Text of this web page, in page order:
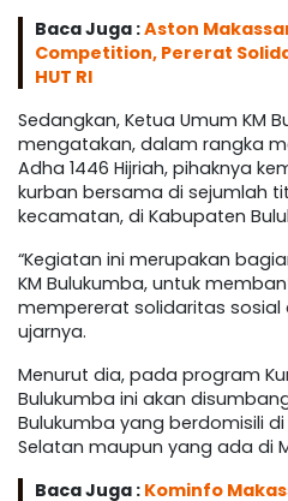
Baca Juga :Aston
Competition, Pererat
HUT RI
Sedangkan, Ketua Umum KM
mengatakan, dalam rangka
Adha 1446 Hijriah, pihaknya
kurban bersama di sejumlah
kecamatan, di Kabupaten
“Kegiatan ini merupakan
KM Bulukumba, untuk
mempererat solidaritas sosial
ujarnya.
Menurut dia, pada program
Bulukumba ini akan
Bulukumba yang berdomisili di
Selatan maupun yang ada di
Baca Juga : Kominfo